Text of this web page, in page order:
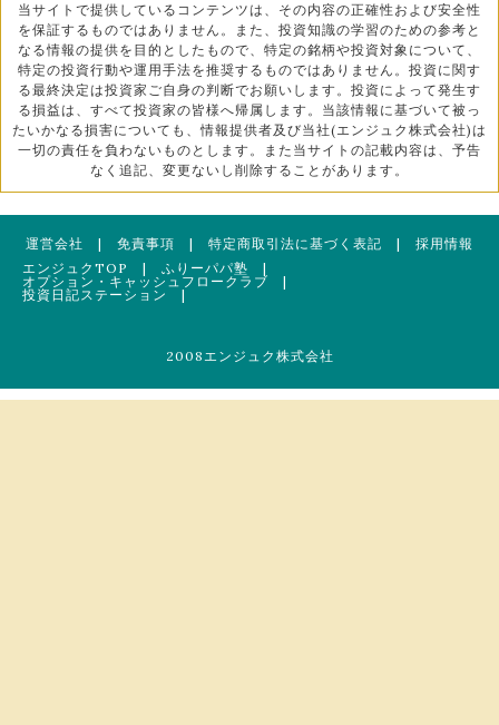
当サイトで提供しているコンテンツは、その内容の正確性および安全性
を保証するものではありません。また、投資知識の学習のための参考と
なる情報の提供を目的としたもので、特定の銘柄や投資対象について、
特定の投資行動や運用手法を推奨するものではありません。投資に関す
る最終決定は投資家ご自身の判断でお願いします。投資によって発生す
る損益は、すべて投資家の皆様へ帰属します。当該情報に基づいて被っ
たいかなる損害についても、情報提供者及び当社(エンジュク株式会社)は
一切の責任を負わないものとします。また当サイトの記載内容は、予告
なく追記、変更ないし削除することがあります。
運営会社 | 免責事項 | 特定商取引法に基づく表記 | 採用情報
エンジュクTOP
| ふりーパパ塾 |
オプション・キャッシュフロークラブ |
投資日記ステーション
|
2008エンジュク株式会社